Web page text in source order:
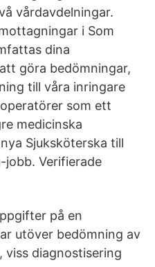
vårdavdelningar.
i Som
dina
göra bedömningar,
till våra inringare
som ett
medicinska
Sjuksköterska till
jobb. Verifierade
på en
utöver bedömning av
viss diagnostisering